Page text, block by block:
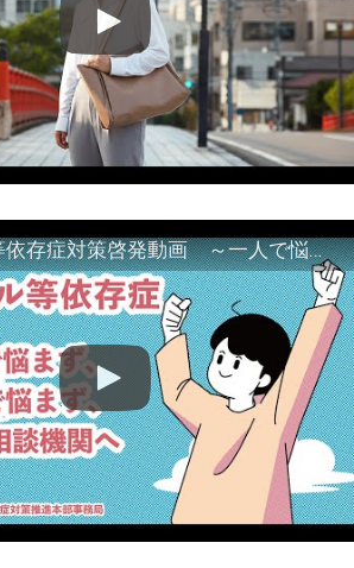
「ギャンブル等依存症対策啓発動画 ～一人で悩まず、家族で悩まず、まず！相談機関へ～」